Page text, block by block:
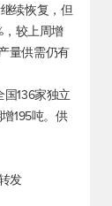
续恢复，但
，较上周增
量供需仍有
136家独立
195吨。供
发